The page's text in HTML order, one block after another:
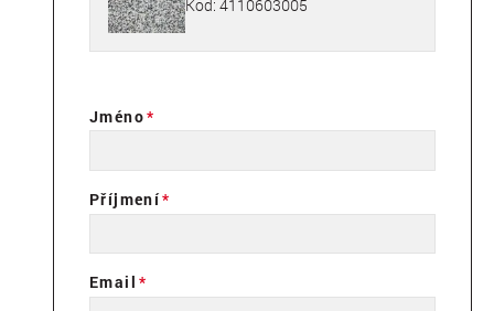
Kód: 4110603005
Jméno
Příjmení
Email